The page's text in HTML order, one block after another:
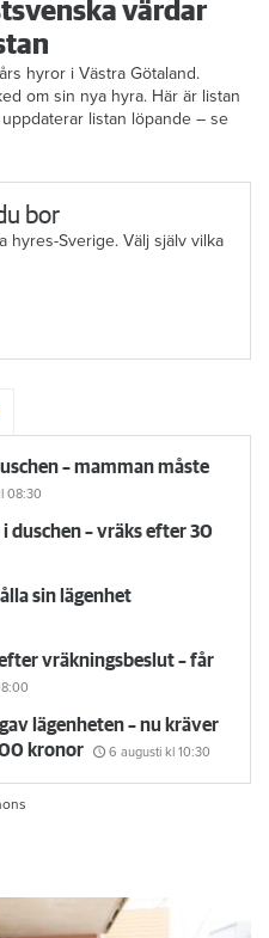
värdar
hyror i Västra Götaland.
om sin nya hyra. Här är listan
listan löpande – se
bor
hyres-Sverige. Välj själv vilka
– mamman måste
08:30
duschen – vräks efter 30
sin lägenhet
vräkningsbeslut – får
lägenheten – nu kräver
kronor
6 augusti kl 10:30